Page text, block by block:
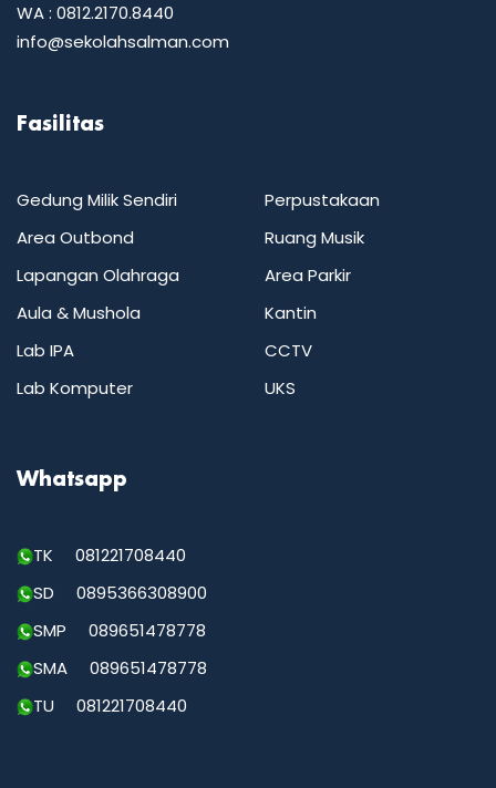
WA : 0812.2170.8440
info@sekolahsalman.com
Fasilitas
Gedung Milik Sendiri
Area Outbond
Lapangan Olahraga
Aula & Mushola
Lab IPA
Lab Komputer
Perpustakaan
Ruang Musik
Area Parkir
Kantin
CCTV
UKS
Whatsapp
TK 081221708440
SD 0895366308900
SMP 089651478778
SMA 089651478778
TU 081221708440